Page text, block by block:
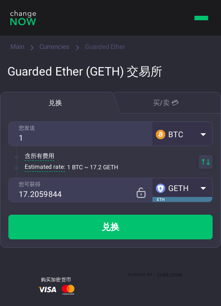
Main Currencies Guarded Ether
Guarded Ether (GETH) 交易所
兑换 买/卖 💳
您发送
BTC
含所有费用
Estimated rate: 1 BTC ~ 17.2 GETH
您可获得
ETH
GETH
兑换
购买加密货币